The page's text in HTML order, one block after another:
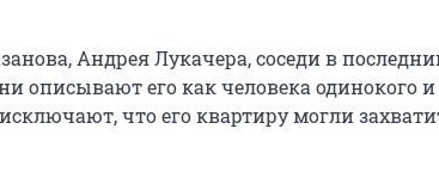
Андрея Лукачера, соседи в
описывают его как человека одинокого
что его квартиру могли